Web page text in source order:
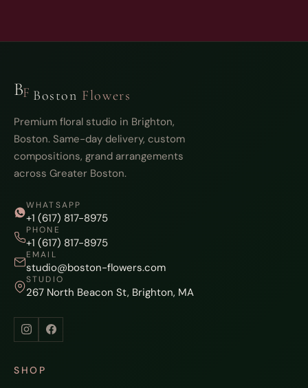
BF Boston Flowers
Premium floral studio in Brighton,
Boston. Same-day delivery, custom
compositions, grand arrangements
across Greater Boston.
WHATSAPP
+1 (617) 817-8975
PHONE
+1 (617) 817-8975
EMAIL
studio@boston-flowers.com
STUDIO
267 North Beacon St, Brighton, MA
SHOP